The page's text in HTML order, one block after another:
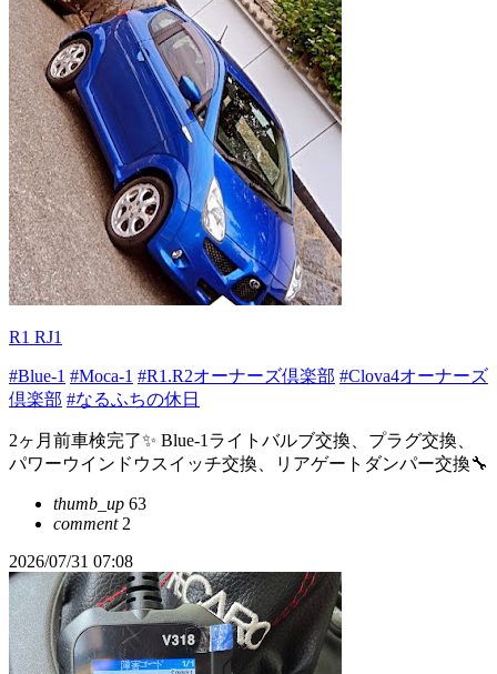
R1 RJ1
#Blue-1 #Moca-1 #R1.R2オーナーズ倶楽部 #Clova4オーナーズ
倶楽部 #なるふちの休日
2ヶ月前車検完了✨ Blue-1ライトバルブ交換、プラグ交換、
パワーウインドウスイッチ交換、リアゲートダンパー交換🔧
thumb_up 63
comment2
2026/07/31 07:08